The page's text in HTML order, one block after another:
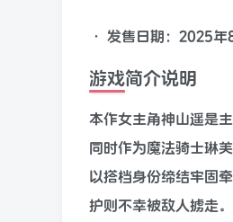
• 发售日期：2025年
游戏简介说明
本作女主角神山遥是
同时作为魔法骑士琳
以搭档身份缔结牢固
护则不幸被敌人掳走。